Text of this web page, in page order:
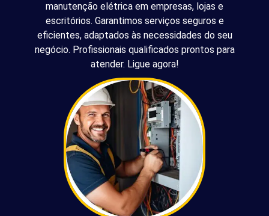
manutenção elétrica em empresas, lojas e
escritórios. Garantimos serviços seguros e
eficientes, adaptados às necessidades do seu
negócio. Profissionais qualificados prontos para
atender. Ligue agora!